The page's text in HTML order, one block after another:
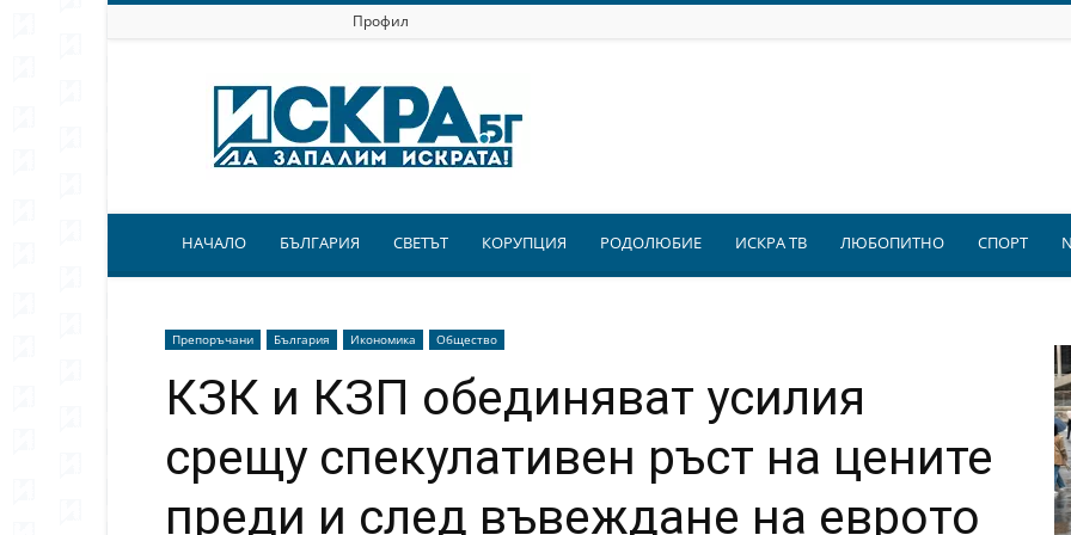
Профил
Искра.бг
НАЧАЛО БЪЛГАРИЯ СВЕТЪТ КОРУПЦИЯ РОДОЛЮБИЕ ИСКРА ТВ ЛЮБОПИТНО СПОРТ
Препоръчани България Икономика Общество
КЗК и КЗП обединяват усилия
срещу спекулативен ръст на цените
преди и след въвеждане на еврото